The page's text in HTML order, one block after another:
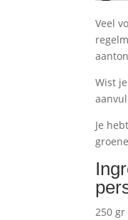
Veel
Wist
Je
250